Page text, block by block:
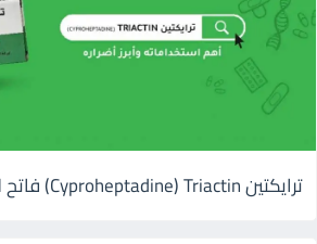
ترايكتين Cyproheptadine) Triactin) فاتح للشهية لزيادة الوزن